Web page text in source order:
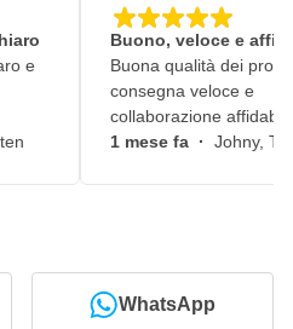
e
Buono, veloce e
Buona qualità dei
consegna veloce e
collaborazione
1 mese fa · Johny,
WhatsApp